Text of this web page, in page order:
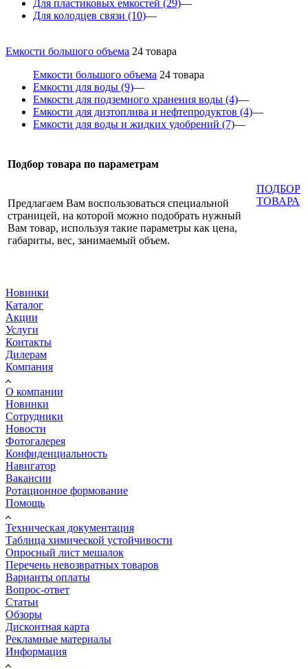
Для пластиковых емкостей (29)—
Для колодцев связи (10)—
Емкости большого объема 24 товара
Емкости большого объема 24 товара
Емкости для воды (9)—
Емкости для подземного хранения воды (4)—
Емкости для дизтоплива и нефтепродуктов (4)—
Емкости для воды и жидких удобрений (7)—
Подбор товара по параметрам
Предлагаем Вам воспользоваться специальной
страницей, на которой можно подобрать нужный
Вам товар, используя такие параметры как цена,
габариты, вес, занимаемый объем.
ПОДБОР
ТОВАРА
Новинки
Каталог
Акции
Услуги
Контакты
Дилерам
Компания
О компании
Новинки
Сотрудники
Новости
Фотогалерея
Конфиденциальность
Навигатор
Вакансии
Ротационное формование
Помощь
Техническая документация
Таблица химической устойчивости
Опросный лист мешалок
Перечень невозвратных товаров
Варианты оплаты
Вопрос-ответ
Статьи
Обзоры
Дисконтная карта
Рекламные материалы
Информация